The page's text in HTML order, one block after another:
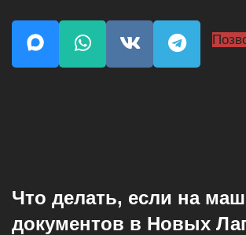
Что делать, если на
документов в Новых